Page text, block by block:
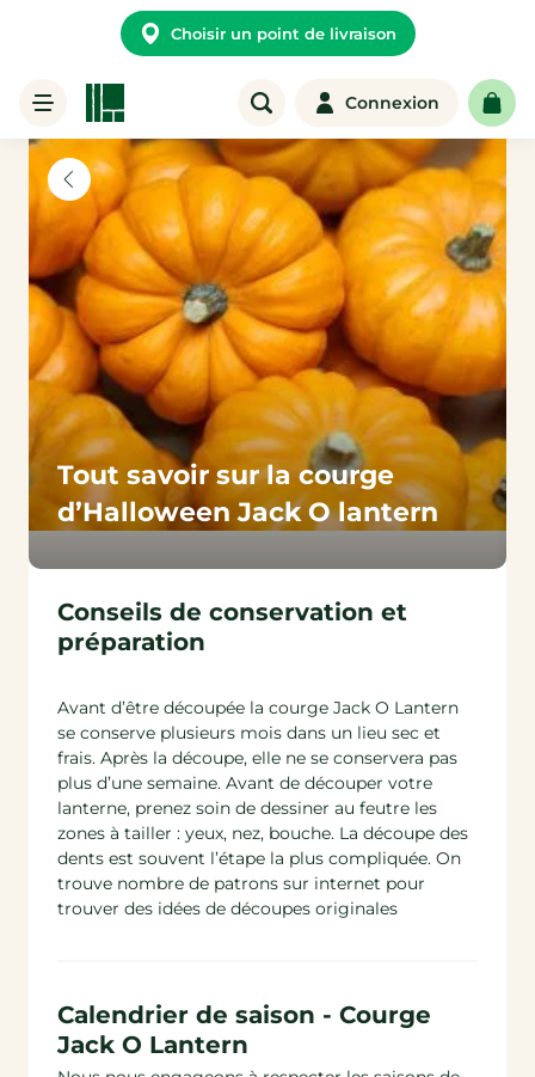
Choisir un point de livraison
Connexion
Tout savoir sur la courge
d’Halloween Jack O lantern
Conseils de conservation et
préparation
Avant d’être découpée la courge Jack O Lantern
se conserve plusieurs mois dans un lieu sec et
frais. Après la découpe, elle ne se conservera pas
plus d’une semaine. Avant de découper votre
lanterne, prenez soin de dessiner au feutre les
zones à tailler : yeux, nez, bouche. La découpe des
dents est souvent l’étape la plus compliquée. On
trouve nombre de patrons sur internet pour
trouver des idées de découpes originales
Calendrier de saison - Courge
Jack O Lantern